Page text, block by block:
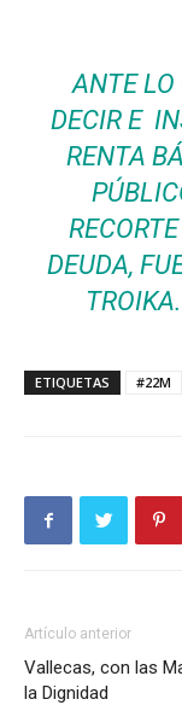
ANTE LO
DECIR E
RENTA
DEUDA,
ETIQUETAS #22M
Artículo anterior
Vallecas, con las
la Dignidad